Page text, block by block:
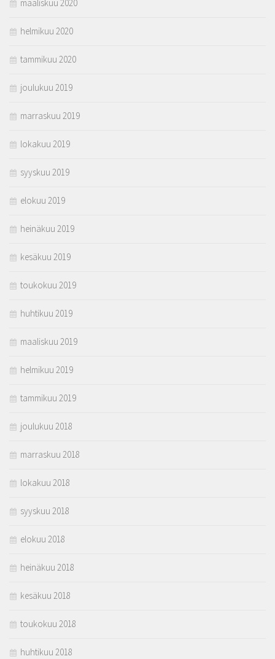
maaliskuu 2020
helmikuu 2020
tammikuu 2020
joulukuu 2019
marraskuu 2019
lokakuu 2019
syyskuu 2019
elokuu 2019
heinäkuu 2019
kesäkuu 2019
toukokuu 2019
huhtikuu 2019
maaliskuu 2019
helmikuu 2019
tammikuu 2019
joulukuu 2018
marraskuu 2018
lokakuu 2018
syyskuu 2018
elokuu 2018
heinäkuu 2018
kesäkuu 2018
toukokuu 2018
huhtikuu 2018